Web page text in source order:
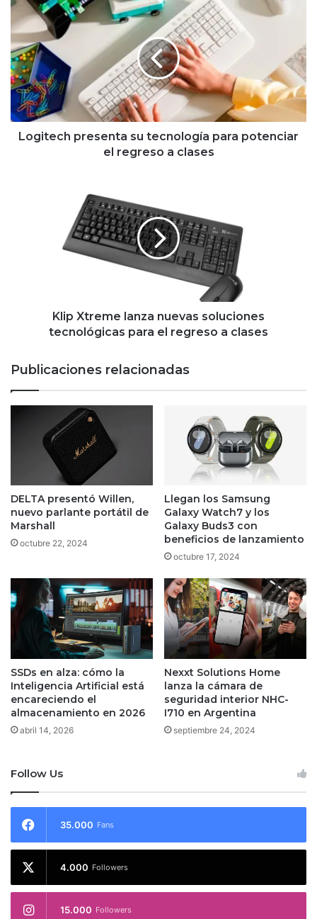
presenta
su
tecnología
para
potenciar
el
regreso
a
clases
Logitech presenta su tecnología para potenciar
el regreso a clases
Klip Xtreme lanza nuevas soluciones
tecnológicas para el regreso a clases
Publicaciones relacionadas
DELTA presentó Willen,
nuevo parlante portátil de
Marshall
octubre 22, 2024
Llegan los Samsung
Galaxy Watch7 y los
Galaxy Buds3 con
beneficios de lanzamiento
octubre 17, 2024
SSDs en alza: cómo la
Inteligencia Artificial está
encareciendo el
almacenamiento en 2026
abril 14, 2026
Nexxt Solutions Home
lanza la cámara de
seguridad interior NHC-
I710 en Argentina
septiembre 24, 2024
Follow Us
35.000 Fans
4.000 Followers
15.000 Followers